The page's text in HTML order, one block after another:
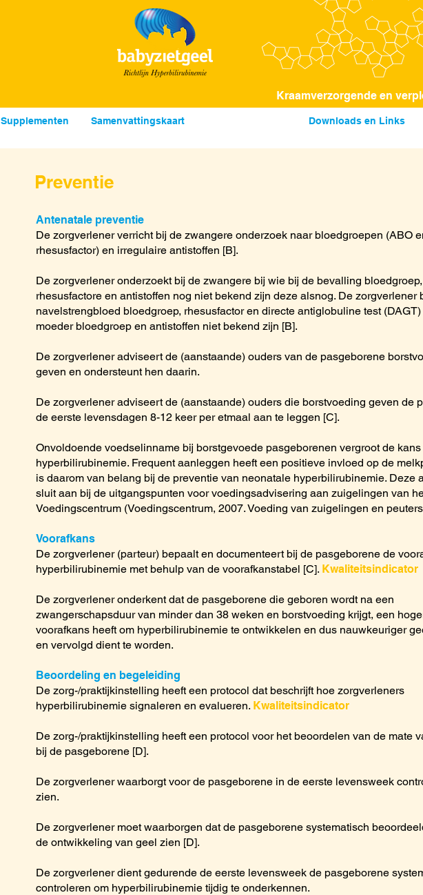
Kraamverzorgende en
Supplementen Samenvattingskaart
Downloads en Links
Preventie
Antenatale preventie
De zorgverlener verricht bij de zwangere onderzoek naar bloedgroepen (ABO
rhesusfactor) en irregulaire antistoffen [B].
De zorgverlener onderzoekt bij de zwangere bij wie bij de bevalling bloedgroep,
rhesusfactore en antistoffen nog niet bekend zijn deze alsnog. De zorgverlener
navelstrengbloed bloedgroep, rhesusfactor en directe antiglobuline test
moeder bloedgroep en antistoffen niet bekend zijn [B].
De zorgverlener adviseert de (aanstaande) ouders van de pasgeborene
geven en ondersteunt hen daarin.
De zorgverlener adviseert de (aanstaande) ouders die borstvoeding geven de
de eerste levensdagen 8-12 keer per etmaal aan te leggen [C].
Onvoldoende voedselinname bij borstgevoede pasgeborenen vergroot de
hyperbilirubinemie. Frequent aanleggen heeft een positieve invloed op de
is daarom van belang bij de preventie van neonatale hyperbilirubinemie. Deze
sluit aan bij de uitgangspunten voor voedingsadvisering aan zuigelingen van
Voedingscentrum (Voedingscentrum, 2007. Voeding van zuigelingen en
Voorafkans
De zorgverlener (parteur) bepaalt en documenteert bij de pasgeborene de
hyperbilirubinemie met behulp van de voorafkanstabel [C]. Kwaliteitsindicator
De zorgverlener onderkent dat de pasgeborene die geboren wordt na een
zwangerschapsduur van minder dan 38 weken en borstvoeding krijgt, een
voorafkans heeft om hyperbilirubinemie te ontwikkelen en dus nauwkeuriger
en vervolgd dient te worden.
Beoordeling en begeleiding
De zorg-/praktijkinstelling heeft een protocol dat beschrijft hoe zorgverleners
hyperbilirubinemie signaleren en evalueren. Kwaliteitsindicator
De zorg-/praktijkinstelling heeft een protocol voor het beoordelen van de mate
bij de pasgeborene [D].
De zorgverlener waarborgt voor de pasgeborene in de eerste levensweek
zien.
De zorgverlener moet waarborgen dat de pasgeborene systematisch
de ontwikkeling van geel zien [D].
De zorgverlener dient gedurende de eerste levensweek de pasgeborene
controleren om hyperbilirubinemie tijdig te onderkennen.